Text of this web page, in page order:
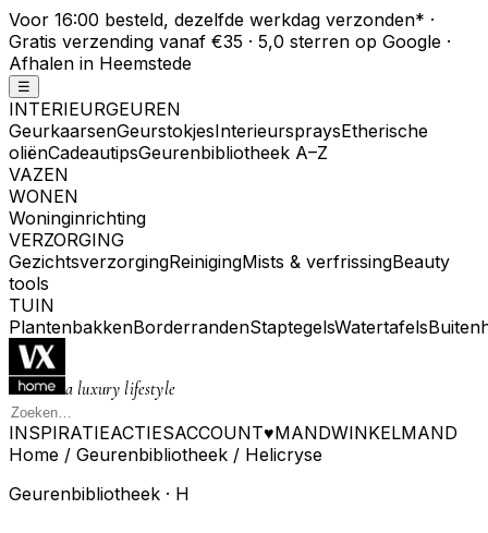
Voor 16:00 besteld, dezelfde werkdag verzonden* ·
Gratis verzending vanaf €35 · 5,0 sterren op Google ·
Afhalen in Heemstede
☰
INTERIEURGEUREN
GeurkaarsenGeurstokjesInterieurspraysEtherische
oliënCadeautipsGeurenbibliotheek A–Z
VAZEN
WONEN
Woninginrichting
VERZORGING
GezichtsverzorgingReinigingMists & verfrissingBeauty
tools
TUIN
PlantenbakkenBorderrandenStaptegelsWatertafels
a luxury lifestyle
INSPIRATIEACTIESACCOUNT♥MANDWINKELMAND
Home / Geurenbibliotheek / Helicryse
Geurenbibliotheek · H